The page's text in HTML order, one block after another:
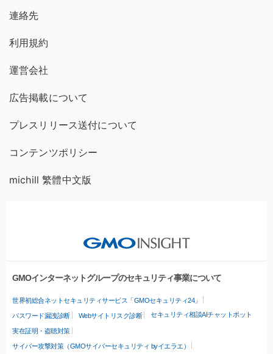
連絡先
利用規約
運営会社
広告掲載について
プレスリリース送付について
コンテンツポリシー
michill 繁體中文版
GMOインターネットグループのセキュリティ事業について
世界初総合ネットセキュリティサービス「GMOセキュリティ24」
パスワード漏洩診断 Webサイトリスク診断 セキュリティ相談AIチャットボット
実在証明・盗聴対策
サイバー攻撃対策（GMOサイバーセキュリティ byイエラエ）